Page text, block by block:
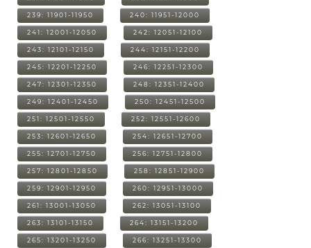
239: 11901-11950 240: 11951-12000
241: 12001-12050 242: 12051-12100
243: 12101-12150 244: 12151-12200
245: 12201-12250 246: 12251-12300
247: 12301-12350 248: 12351-12400
249: 12401-12450 250: 12451-12500
251: 12501-12550 252: 12551-12600
253: 12601-12650 254: 12651-12700
255: 12701-12750 256: 12751-12800
257: 12801-12850 258: 12851-12900
259: 12901-12950 260: 12951-13000
261: 13001-13050 262: 13051-13100
263: 13101-13150 264: 13151-13200
265: 13201-13250 266: 13251-13300